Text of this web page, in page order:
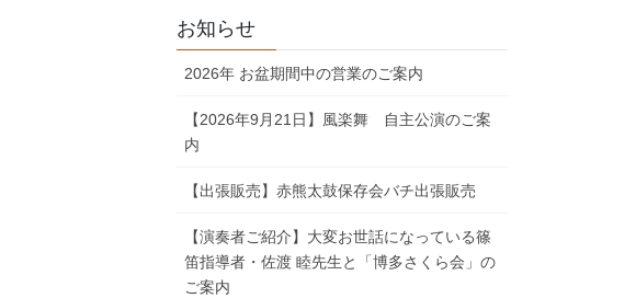
お知らせ
2026年 お盆期間中の営業のご案内
【2026年9月21日】風楽舞 自主公演のご案
内
【出張販売】赤熊太鼓保存会バチ出張販売
【演奏者ご紹介】大変お世話になっている篠
笛指導者・佐渡 睦先生と「博多さくら会」の
ご案内